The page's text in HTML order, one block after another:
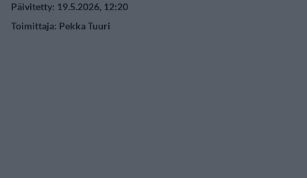
Päivitetty: 19.5.2026, 12:20
Toimittaja: Pekka Tuuri